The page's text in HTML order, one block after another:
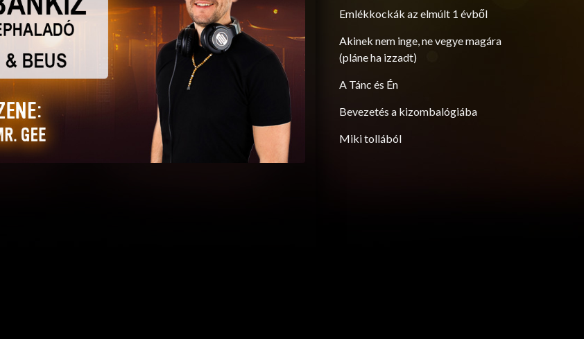
Emlékkockák az elmúlt 1 évből
Akinek nem inge, ne vegye magára
(pláne ha izzadt)
A Tánc és Én
Bevezetés a kizombalógiába
Miki tollából